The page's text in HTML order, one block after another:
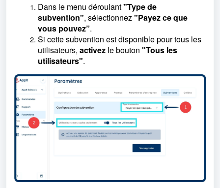
Dans le menu déroulant"Type de
subvention", sélectionnez"Payez ce que
vous pouvez”.
Si cette subvention est disponible pour tous les
utilisateurs, activez le bouton "Tous les
utilisateurs".